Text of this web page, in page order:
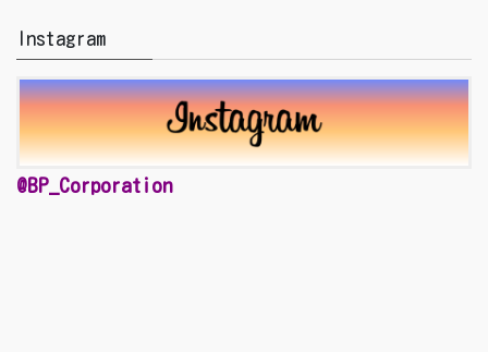
Instagram
@BP_Corporation